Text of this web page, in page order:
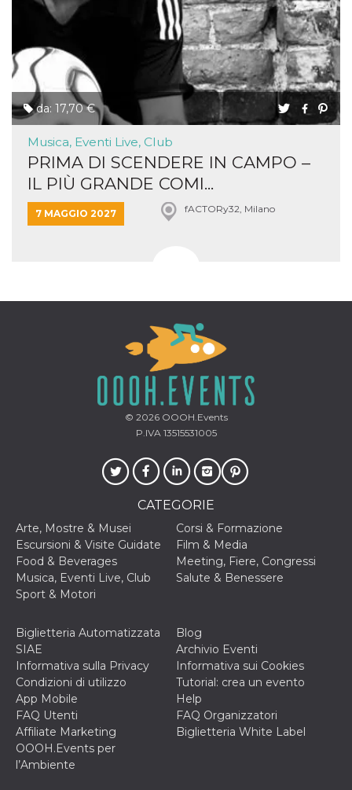
da: 17,70 €
Musica, Eventi Live, Club
PRIMA DI SCENDERE IN CAMPO –
IL PIÙ GRANDE COMI...
7 MAGGIO 2027 fACTORy32, Milano
© 2026OOOH.Events
P.IVA 13515531005
CATEGORIE
Arte, Mostre & Musei
Corsi & Formazione
Escursioni & Visite Guidate
Film & Media
Food & Beverages
Meeting, Fiere, Congressi
Musica, Eventi Live, Club
Salute & Benessere
Sport & Motori
Biglietteria Automatizzata
SIAE
Blog
Archivio Eventi
Informativa sulla Privacy
Informativa sui Cookies
Condizioni di utilizzo
Tutorial: crea un evento
App Mobile
Help
FAQ Utenti
FAQ Organizzatori
Affiliate Marketing
Biglietteria White Label
OOOH.Events per
l’Ambiente